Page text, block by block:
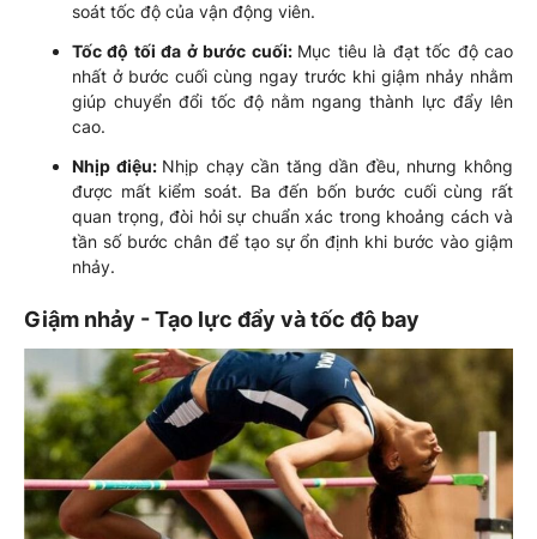
soát tốc độ của vận động viên.
Tốc độ tối đa ở bước cuối: Mục tiêu là đạt tốc độ cao
nhất ở bước cuối cùng ngay trước khi giậm nhảy nhằm
giúp chuyển đổi tốc độ nằm ngang thành lực đẩy lên
cao.
Nhịp điệu: Nhịp chạy cần tăng dần đều, nhưng không
được mất kiểm soát. Ba đến bốn bước cuối cùng rất
quan trọng, đòi hỏi sự chuẩn xác trong khoảng cách và
tần số bước chân để tạo sự ổn định khi bước vào giậm
nhảy.
Giậm nhảy - Tạo lực đẩy và tốc độ bay